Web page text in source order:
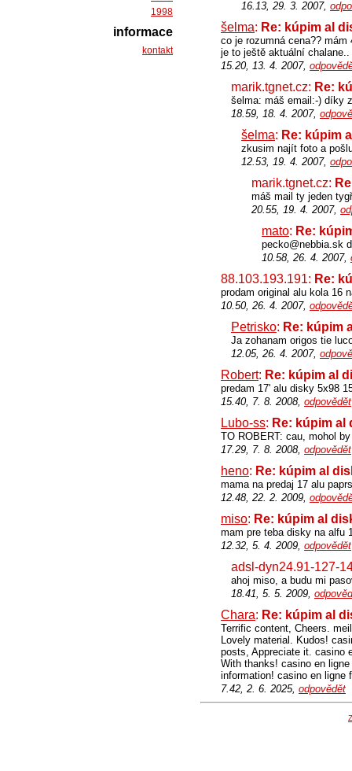
16.13, 29. 3. 2007,
šelma: Re: kúpim al
co je rozumná cena??
je to ještě aktuální chalane..
15.20, 13. 4. 2007,
marik.tgnet.cz: Re:
šelma: máš email:-) díky
18.59, 18. 4. 2007,
šelma: Re: kúpim
zkusim najít foto a
12.53, 19. 4. 2007,
marik.tgnet.cz:
máš mail ty jeden
20.55, 19. 4. 2007,
mato: Re:
pecko@nebbia.sk
10.58, 26. 4. 2007,
88.103.193.191: Re:
prodam original alu kola 16
10.50, 26. 4. 2007,
Petrisko: Re: kúpim
Ja zohanam origos tie
12.05, 26. 4. 2007,
Robert: Re: kúpim al
predam 17' alu disky 5x98
15.40, 7. 8. 2008, odpovědět
Lubo-ss: Re: kúpim al
TO ROBERT: cau, mohol
17.29, 7. 8. 2008, odpovědět
heno: Re: kúpim al
mama na predaj 17 alu
12.48, 22. 2. 2009,
miso: Re: kúpim al
mam pre teba disky na alfu
12.32, 5. 4. 2009, odpovědět
adsl-dyn24.91-127-
ahoj miso, a budu mi
18.41, 5. 5. 2009,
Chara: Re: kúpim al
Terrific content, Cheers.
Lovely material. Kudos!
posts, Appreciate it. casino
With thanks! casino en
information! casino en ligne
7.42, 2. 6. 2025, odpovědět
1998
informace
kontakt